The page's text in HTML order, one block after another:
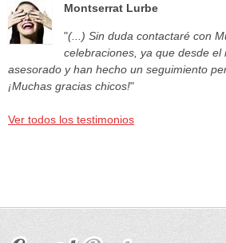
Montserrat Lurbe
"(...) Sin duda contactaré con
celebraciones, ya que desde el
asesorado y han hecho un seguimiento
¡Muchas gracias chicos!"
Ver todos los testimonios